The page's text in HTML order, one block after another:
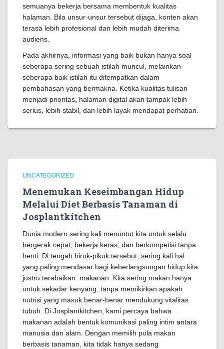
semuanya bekerja bersama membentuk kualitas
halaman. Bila unsur-unsur tersebut dijaga, konten akan
terasa lebih profesional dan lebih mudah diterima
audiens.
Pada akhirnya, informasi yang baik bukan hanya soal
seberapa sering sebuah istilah muncul, melainkan
seberapa baik istilah itu ditempatkan dalam
pembahasan yang bermakna. Ketika kualitas tulisan
menjadi prioritas, halaman digital akan tampak lebih
serius, lebih stabil, dan lebih layak mendapat perhatian.
UNCATEGORIZED
Menemukan Keseimbangan Hidup
Melalui Diet Berbasis Tanaman di
Josplantkitchen
Dunia modern sering kali menuntut kita untuk selalu
bergerak cepat, bekerja keras, dan berkompetisi tanpa
henti. Di tengah hiruk-pikuk tersebut, sering kali hal
yang paling mendasar bagi keberlangsungan hidup kita
justru terabaikan: makanan. Kita sering makan hanya
untuk sekadar kenyang, tanpa memikirkan apakah
nutrisi yang masuk benar-benar mendukung vitalitas
tubuh. Di Josplantkitchen, kami percaya bahwa
makanan adalah bentuk komunikasi paling intim antara
manusia dan alam. Dengan memilih pola makan
berbasis tanaman, kita tidak hanya sedang